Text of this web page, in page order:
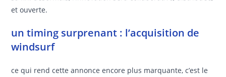
et ouverte.
un timing surprenant : l’acquisition de
windsurf
ce qui rend cette annonce encore plus marquante, c’est le